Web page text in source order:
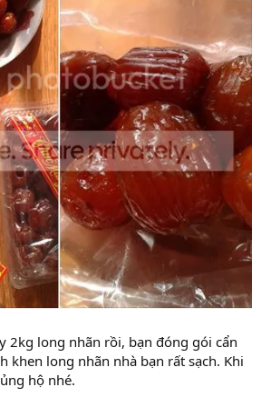
2kg long nhãn rồi, bạn đóng gói cẩn
khen long nhãn nhà bạn rất sạch. Khi
hộ nhé.